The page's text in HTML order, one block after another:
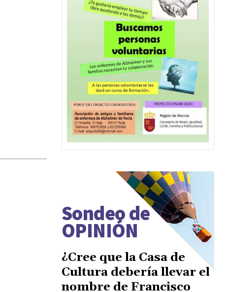
Sondeo de
OPINIÓN
¿Cree que la Casa de
Cultura debería llevar el
nombre de Francisco